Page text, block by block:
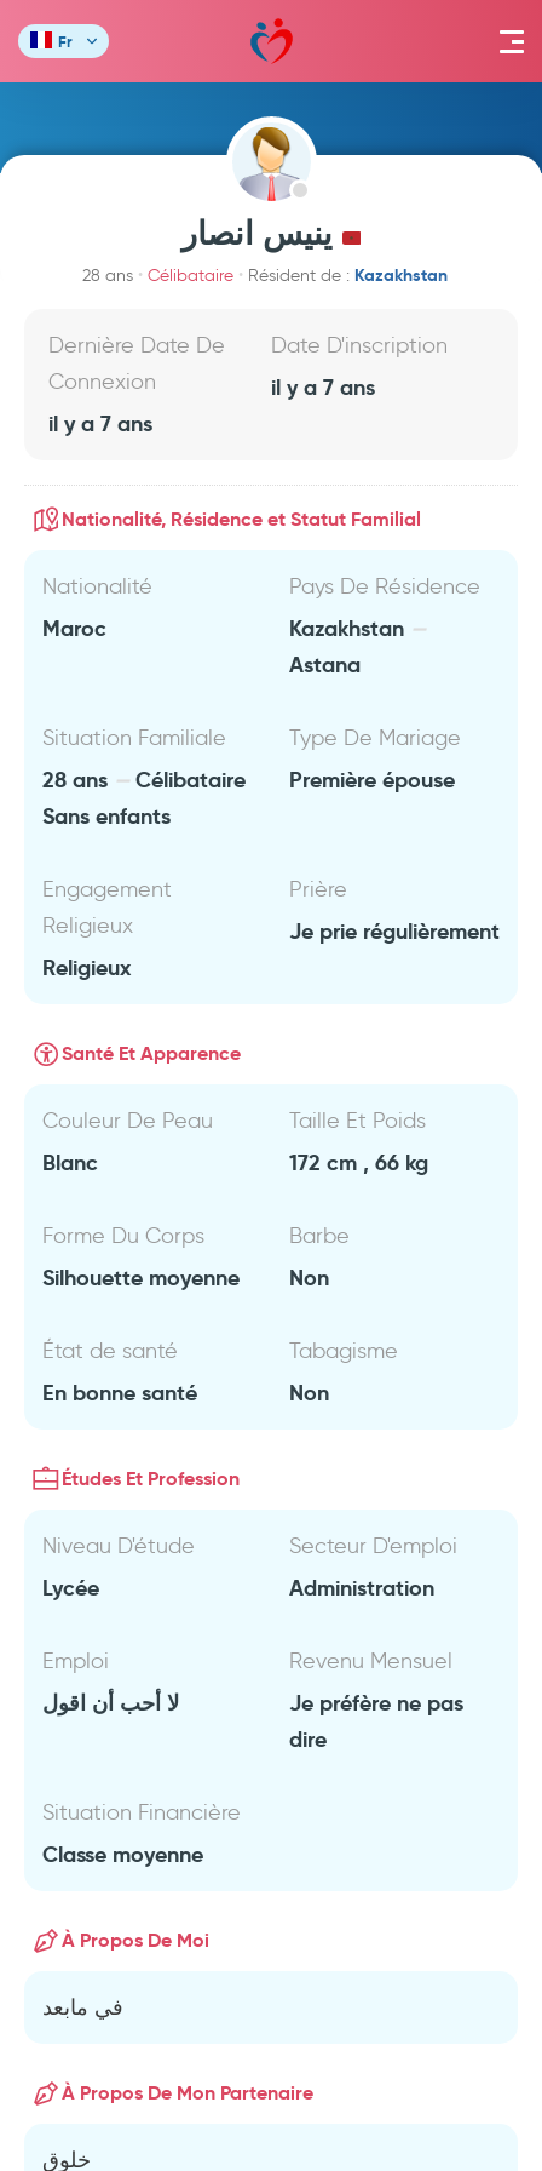
Fr
ينيس انصار
28 ans Célibataire Résident de : Kazakhstan
Dernière Date De
Connexion
il y a 7 ans
Date D'inscription
il y a 7 ans
Nationalité, Résidence et Statut Familial
Nationalité
Maroc
Pays De Résidence
Kazakhstan
Astana
Situation Familiale
28 ans
Célibataire
Sans enfants
Type De Mariage
Première épouse
Engagement
Religieux
Religieux
Prière
Je prie régulièrement
Santé Et Apparence
Couleur De Peau
Blanc
Taille Et Poids
172 cm , 66 kg
Forme Du Corps
Silhouette moyenne
Barbe
Non
État de santé
En bonne santé
Tabagisme
Non
Études Et Profession
Niveau D'étude
Lycée
Secteur D'emploi
Administration
Emploi
لا أحب أن اقول
Revenu Mensuel
Je préfère ne pas
dire
Situation Financière
Classe moyenne
À Propos De Moi
في مابعد
À Propos De Mon Partenaire
خلوق